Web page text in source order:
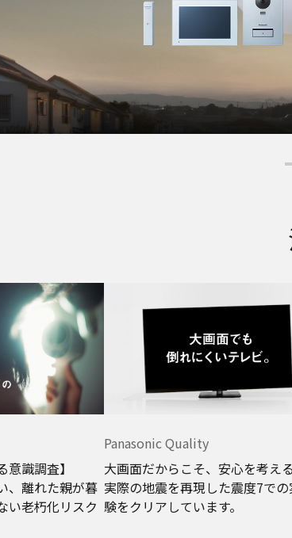
意識調査】
、離れた親が暮
い老朽化リスク
Panasonic Quality
大画面だからこそ、安心を考える
実際の地震を再現した震度7で
験をクリアしています。